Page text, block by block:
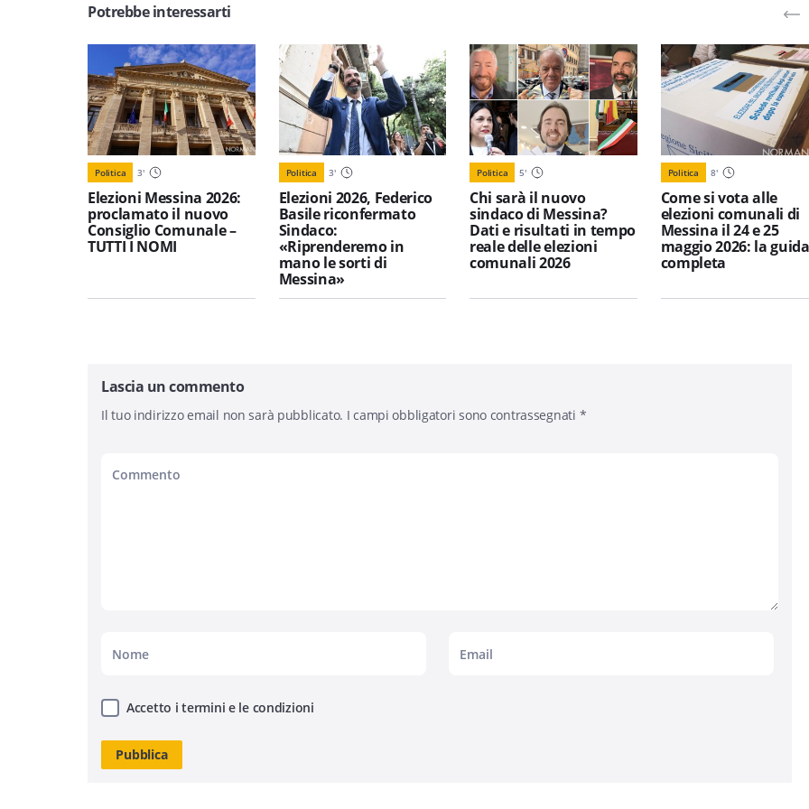
Potrebbe interessarti
Politica 3'
Elezioni Messina 2026:
proclamato il nuovo
Consiglio Comunale –
TUTTI I NOMI
Politica 3'
Elezioni 2026, Federico
Basile riconfermato
Sindaco:
«Riprenderemo in
mano le sorti di
Messina»
Politica 5'
Chi sarà il nuovo
sindaco di Messina?
Dati e risultati in tempo
reale delle elezioni
comunali 2026
Politica 8'
Come si vota alle
elezioni comunali di
Messina il 24 e 25
maggio 2026: la guida
completa
Lascia un commento
Il tuo indirizzo email non sarà pubblicato. I campi obbligatori sono contrassegnati *
Accetto i termini e le condizioni